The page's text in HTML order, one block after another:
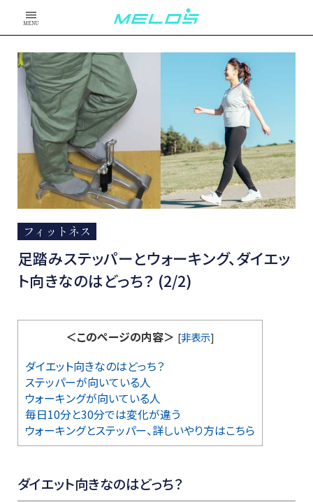
MENU
フィットネス
足踏みステッパーとウォーキング、ダイエッ
ト向きなのはどっち？ (2/2)
＜このページの内容＞ [非表示]
ダイエット向きなのはどっち？
ステッパーが向いている人
ウォーキングが向いている人
毎日10分と30分では変化が違う
ウォーキングとステッパー、詳しいやり方はこちら
ダイエット向きなのはどっち？